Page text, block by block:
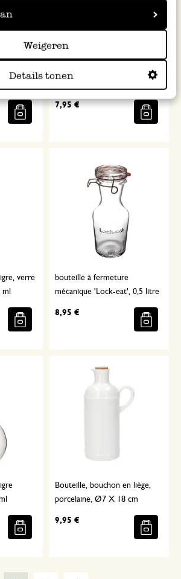
Weigeren
Details tonen
7,95 €
verre
bouteille à fermeture
mécanique 'Lock-eat', 0,5 litre
8,95 €
Bouteille, bouchon en liège,
porcelaine, Ø7 X 18 cm
9,95 €